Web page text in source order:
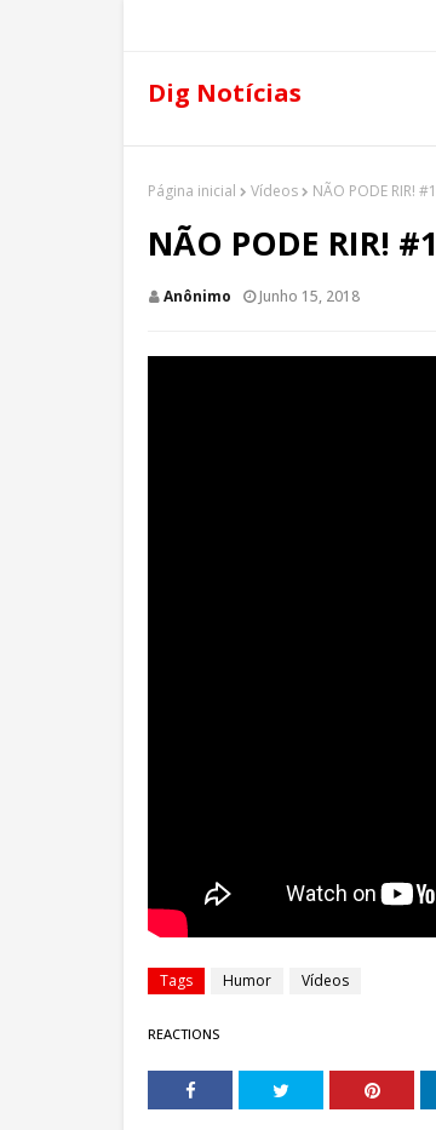
Dig Notícias
Página inicial Vídeos NÃO PODE RIR! #1
NÃO PODE RIR! #1
Anônimo Junho 15, 2018
Tags Humor Vídeos
REACTIONS